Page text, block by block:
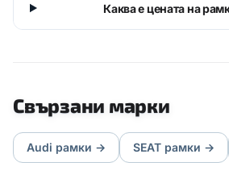
Каква е цената на
Свързани марки
Audi рамки → SEAT рамки →